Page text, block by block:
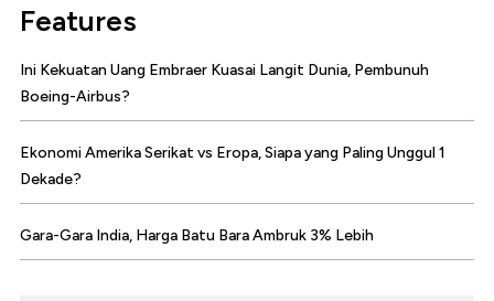
Features
Ini Kekuatan Uang Embraer Kuasai Langit Dunia, Pembunuh
Boeing-Airbus?
Ekonomi Amerika Serikat vs Eropa, Siapa yang Paling Unggul 1
Dekade?
Gara-Gara India, Harga Batu Bara Ambruk 3% Lebih